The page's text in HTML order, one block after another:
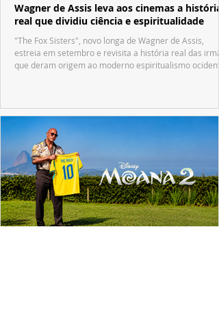
Wagner de Assis leva aos cinemas a história
real que dividiu ciência e espiritualidade
"The Fox Sisters", novo longa de Wagner de Assis,
estreia em setembro e revisita a história real das
que deram origem ao moderno espiritualismo